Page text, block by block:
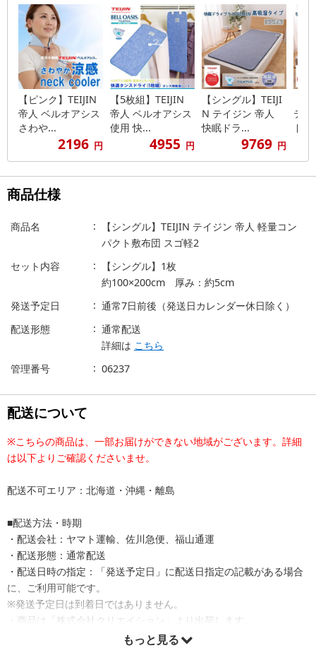
【ピンク】TEIJIN
帝人 ベルオアシス
さわや...
2196 円
【5枚組】TEIJIN
帝人 ベルオアシス
使用 快...
4955 円
【シングル】TEIJI
N テイジン 帝人
快眠ドラ...
9769 円
テ
ド
商品仕様
商品名
【シングル】TEIJIN テイジン 帝人 軽量コン
パクト敷布団 スゴ軽2
セット内容
【シングル】1枚
約100×200cm 厚み：約5cm
発送予定日
通常7日前後（発送日カレンダー休日除く）
配送形態
通常配送
詳細は こちら
管理番号
06237
配送について
※こちらの商品は、一部お届けができない地域がございます。詳細
は以下よりご確認くださいませ。
配送不可エリア：北海道・沖縄・離島
■配送方法・時期
・配送会社：ヤマト運輸、佐川急便、福山通運
・配送形態：通常配送
・配送日時の指定：「発送予定日」に配送日指定の記載がある場合
に、ご利用可能です。
※発送予定日は到着日ではありません。
・商品は「株式会社クリエイション」より出荷します。
もっと見る